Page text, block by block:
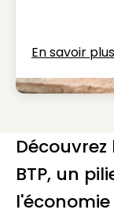
En savoir plus
BTP, un